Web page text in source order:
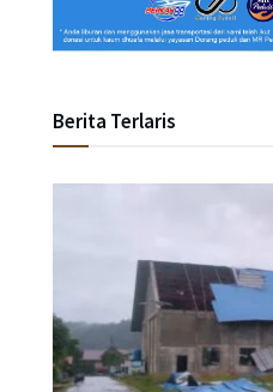
Berita Terlaris